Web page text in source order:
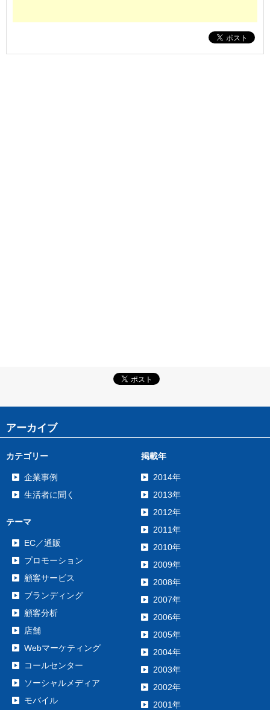
アーカイブ
カテゴリー
企業事例
生活者に聞く
テーマ
EC／通販
プロモーション
顧客サービス
ブランディング
顧客分析
店舗
Webマーケティング
コールセンター
ソーシャルメディア
モバイル
掲載年
2014年
2013年
2012年
2011年
2010年
2009年
2008年
2007年
2006年
2005年
2004年
2003年
2002年
2001年